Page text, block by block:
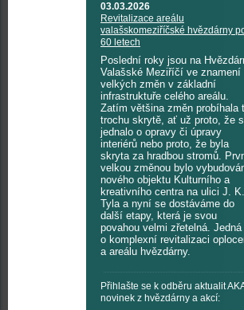
03.03.2026
Revitalizace areálu
valašskomeziříčské hvězdárny
60 letech
Poslední roky jsou na
Valašské Meziříčí ve znamení
velkých změn v základní
infrastruktuře celého areálu.
Zatím většina změn probíhala
trochu skrytě, ať už proto, že
jednalo o opravy či úpravy
interiérů nebo proto, že byla
skryta za hradbou stromů.
velkou změnou bylo
nového objektu Kulturního a
kreativního centra na ulici J. K.
Tyla a nyní se dostáváme do
další etapy, která je svou
povahou velmi zřetelná. Jedná
o komplexní revitalizaci
a areálu hvězdárny.
Přihlašte se k odběru aktualit
novinek z hvězdárny a akcí: